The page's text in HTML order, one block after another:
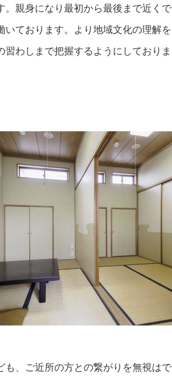
親身になり最初から最後まで近くで
ております。より地域文化の理解を
わしまで把握するようにしておりま
、ご近所の方との繋がりを無視はで